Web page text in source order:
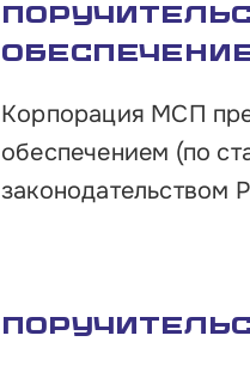
Корпорация МСП
обеспечением (по
законодательством